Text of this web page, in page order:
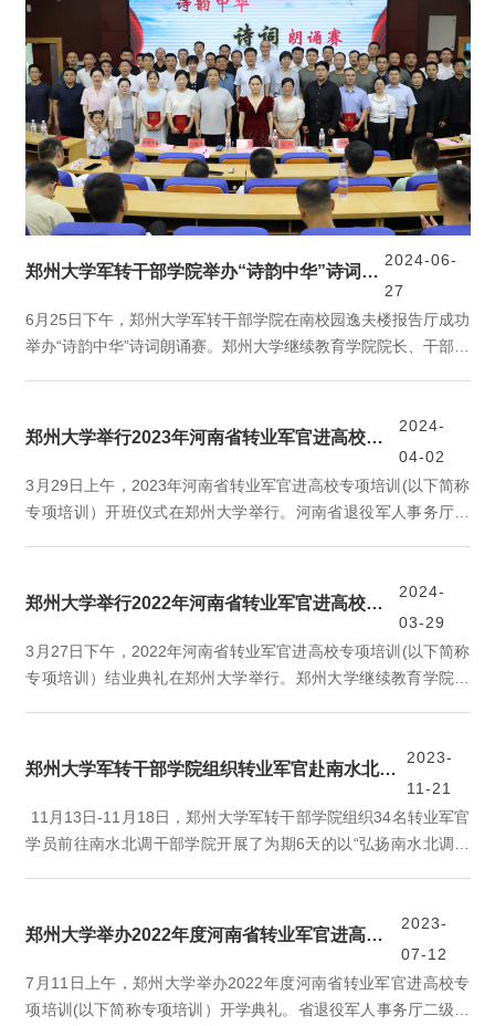
介绍了中心的基本情况。她表示，中心将以最大的热...
郑州大学军转干部学院举办“诗韵中华”诗词朗诵赛
2024-06-
27
6月25日下午，郑州大学军转干部学院在南校园逸夫楼报告厅成功
举办“诗韵中华”诗词朗诵赛。郑州大学继续教育学院院长、干部培
高校专项培训的学员参加了比赛。本次比赛共有十组参赛作品，
参赛学员采用个人或团队的形式，用饱含深情的诗词语言、真挚
朴实的情感、灵活多样的舞台形式，描绘了中华诗词的历史画
面...
郑州大学举行2023年河南省转业军官进高校专项培训开班仪式
2024-
04-02
3月29日上午，2023年河南省转业军官进高校专项培训(以下简称
专项培训）开班仪式在郑州大学举行。河南省退役军人事务厅二
转业办、省退役军人事务厅、郑州大学继续教育学院、干部培训
中心相关负责同志及81名转业军官参加了仪式。开班仪式由郑州
大学继续教育学院院长、干部培训中心主任张洪剑主持。张倩红
致欢...
郑州大学举行2022年河南省转业军官进高校专项培训结业典礼
2024-
03-29
3月27日下午，2022年河南省转业军官进高校专项培训(以下简称
专项培训）结业典礼在郑州大学举行。郑州大学继续教育学院院
中心副主任崔波出席典礼，郑州大学军转干部学院主要负责同志
及参训学员参加了典礼。典礼由郑州大学继续教育学院党委副书
记刘艳芳主持。会上，崔波从专项培训基本情况、专项培训主要
环节...
郑州大学军转干部学院组织转业军官赴南水北调干部学院进行现场教学
2023-
11-21
11月13日-11月18日，郑州大学军转干部学院组织34名转业军官
学员前往南水北调干部学院开展了为期6天的以“弘扬南水北调精
院长包晓代表学院作了热情洋溢的欢迎词，对南水北调精神及南
阳特色文化作简要介绍，并对大家的到来表示欢迎。随后，崔波
与包晓共同为学员代表授旗。本次培训采用课堂教学、情景教
学...
郑州大学举办2022年度河南省转业军官进高校专项培训开学典礼
2023-
07-12
7月11日上午，郑州大学举办2022年度河南省转业军官进高校专
项培训(以下简称专项培训）开学典礼。省退役军人事务厅二级巡